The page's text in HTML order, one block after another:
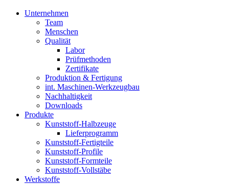
Unternehmen
Team
Menschen
Qualität
Labor
Prüfmethoden
Zertifikate
Produktion & Fertigung
int. Maschinen-Werkzeugbau
Nachhaltigkeit
Downloads
Produkte
Kunststoff-Halbzeuge
Lieferprogramm
Kunststoff-Fertigteile
Kunststoff-Profile
Kunststoff-Formteile
Kunststoff-Vollstäbe
Werkstoffe